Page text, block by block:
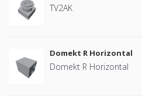
TV2AK
Domekt R Horizontal
Domekt R Horizontal